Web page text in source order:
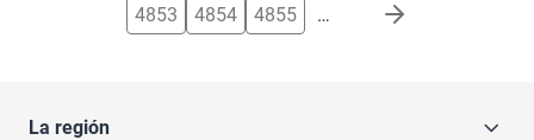
4853
4854 4855 …
La región